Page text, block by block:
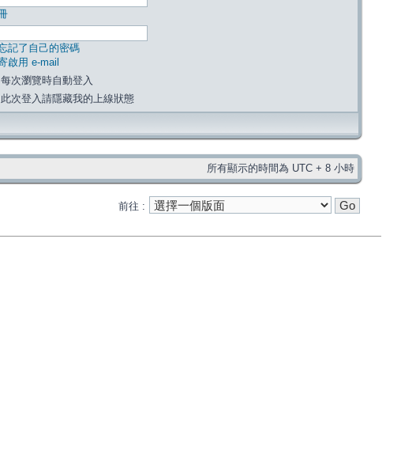
記了自己的密碼
啟用 e-mail
每次瀏覽時自動登入
此次登入請隱藏我的上線狀態
所有顯示的時間為 UTC + 8 小時
前往 :